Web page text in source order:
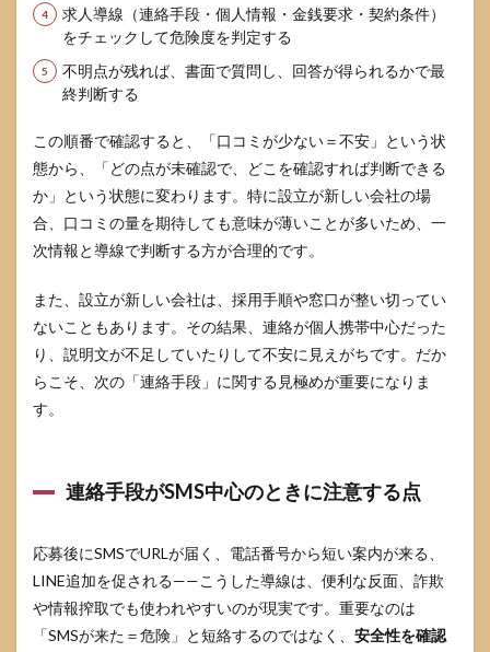
を検討する
なら最終的
にここで判
断する
6.1
号に
なり
条件
の整
理
不安
が残
合の
代替
び
青判
定表
険サ
イン
求人導線（連絡手段・個人情報・金銭要求・契約条件）
をチェックして危険度を判定する
不明点が残れば、書面で質問し、回答が得られるかで最
終判断する
この順番で確認すると、「口コミが少ない＝不安」という状
態から、「どの点が未確認で、どこを確認すれば判断できる
か」という状態に変わります。特に設立が新しい会社の場
合、口コミの量を期待しても意味が薄いことが多いため、一
次情報と導線で判断する方が合理的です。
また、設立が新しい会社は、採用手順や窓口が整い切ってい
ないこともあります。その結果、連絡が個人携帯中心だった
り、説明文が不足していたりして不安に見えがちです。だか
らこそ、次の「連絡手段」に関する見極めが重要になりま
す。
連絡手段がSMS中心のときに注意する点
応募後にSMSでURLが届く、電話番号から短い案内が来る、
LINE追加を促される——こうした導線は、便利な反面、詐欺
や情報搾取でも使われやすいのが現実です。重要なのは
「SMSが来た＝危険」と短絡するのではなく、 安全性を確認